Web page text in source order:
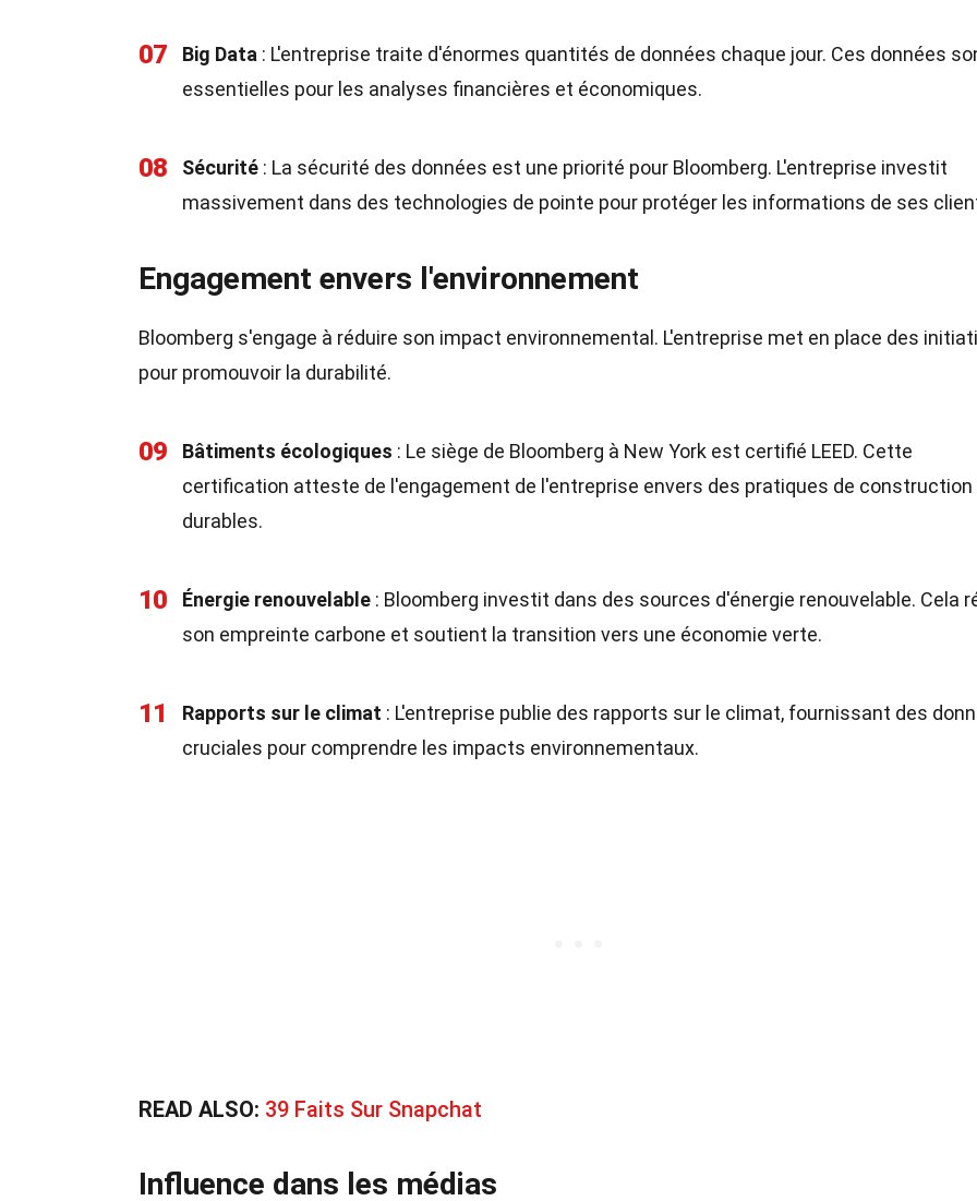
07 Big Data : L'entreprise traite d'énormes quantités de données chaque jour. Ces données
essentielles pour les analyses financières et économiques.
08 Sécurité : La sécurité des données est une priorité pour Bloomberg. L'entreprise investit
massivement dans des technologies de pointe pour protéger les informations de ses
Engagement envers l'environnement
Bloomberg s'engage à réduire son impact environnemental. L'entreprise met en place des
pour promouvoir la durabilité.
09 Bâtiments écologiques : Le siège de Bloomberg à New York est certifié LEED. Cette
certification atteste de l'engagement de l'entreprise envers des pratiques de construction
durables.
10 Énergie renouvelable : Bloomberg investit dans des sources d'énergie renouvelable. Cela
son empreinte carbone et soutient la transition vers une économie verte.
11 Rapports sur le climat : L'entreprise publie des rapports sur le climat, fournissant des
cruciales pour comprendre les impacts environnementaux.
READ ALSO: 39 Faits Sur Snapchat
Influence dans les médias